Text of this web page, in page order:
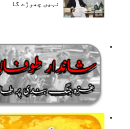
نہیں چھوڑے گا